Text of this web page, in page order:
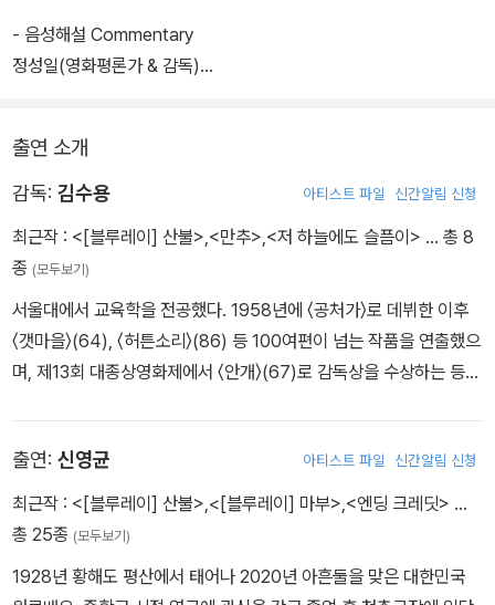
소문이 퍼진다. 한편 빨치산 토벌을 위해 경찰이 대밭에 불을 질러 규
복은 연기에 질식해 죽고, 사월은 자살을 한다. 점례는 죽은 규복을 쓰
- 음성해설 Commentary
정성일(영화평론가 & 감독)
- 복원 전후 영상 Digital Restoration : Before & After
출연 소개
감독: 김수용 아티스트 파일 신간알림 신청
최근작 : <[블루레이] 산불>,<만추>,<저 하늘에도 슬픔이> … 총 8
종 (모두보기)
서울대에서 교육학을 전공했다. 1958년에 〈공처가〉로 데뷔한 이후
〈갯마을〉(64), 〈허튼소리〉(86) 등 100여편이 넘는 작품을 연출했으
며, 제13회 대종상영화제에서 〈안개〉(67)로 감독상을 수상하는 등
가하고 있다. 〈갯마을〉(1965)은 바다에 운명을 맡긴 어촌 아낙네들
이야기로, 마을 과부들이 떼지어 바닷가에 누운 채 시름에 겨운지 흥
에 겨운지 모를 노래를 부르는 장면이 압권이다. ‘문예영화’라는 독특
개〉는 가상의 공간 무진을 통해 모더니티가 본격적으로 도래한 서울
출연: 신영균 아티스트 파일 신간알림 신청
최근작 : <[블루레이] 산불>,<[블루레이] 마부>,<엔딩 크레딧> …
총 25종 (모두보기)
1928년 황해도 평산에서 태어나 2020년 아흔둘을 맞은 대한민국